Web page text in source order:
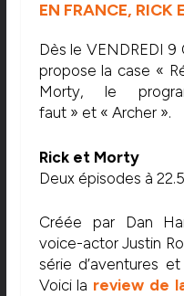
EN FRANCE, RICK
Dès le VENDREDI
propose la case «
Morty, le
faut » et « Archer ».
Rick et Morty
Deux épisodes à
Créée par Dan
voice-actor Justin
série d’aventures
Voici la review de